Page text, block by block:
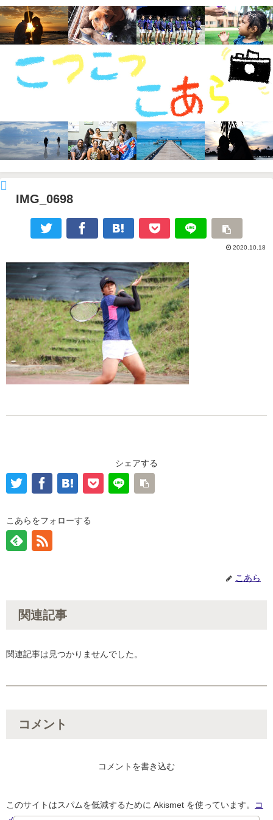
IMG_0698
2020.10.18
シェアする
こあらをフォローする
こあら
関連記事
関連記事は見つかりませんでした。
コメント
コメントを書き込む
このサイトはスパムを低減するために Akismet を使っています。
コ